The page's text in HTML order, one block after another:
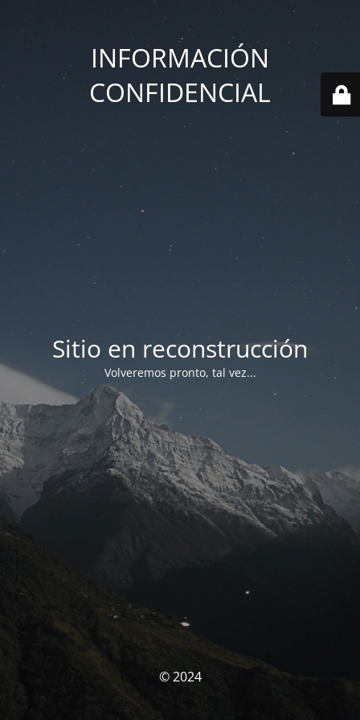
INFORMACIÓN
CONFIDENCIAL
Sitio en reconstrucción
Volveremos pronto, tal vez...
© 2024